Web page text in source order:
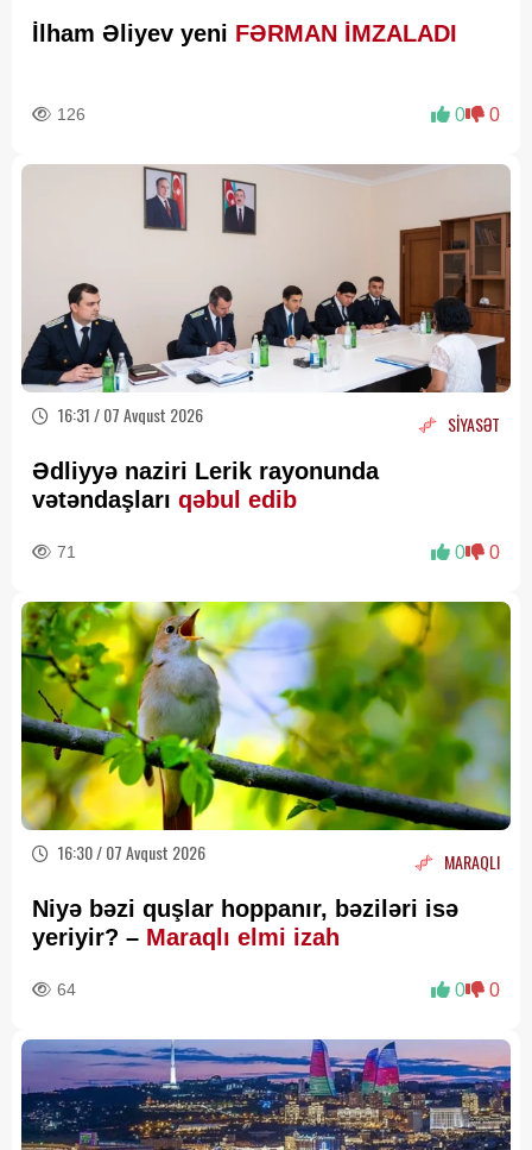
İlham Əliyev yeni FƏRMAN İMZALADI
126 0 0
16:31 / 07 Avqust 2026 SİYASƏT
Ədliyyə naziri Lerik rayonunda
vətəndaşları qəbul edib
71 0 0
16:30 / 07 Avqust 2026 MARAQLI
Niyə bəzi quşlar hoppanır, bəziləri isə
yeriyir? – Maraqlı elmi izah
64 0 0